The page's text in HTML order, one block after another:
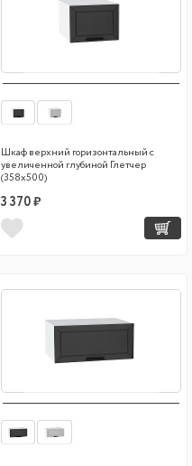
Шкаф верхний горизонтальный с
увеличенной глубиной Глетчер
(358х500)
3 370 ₽